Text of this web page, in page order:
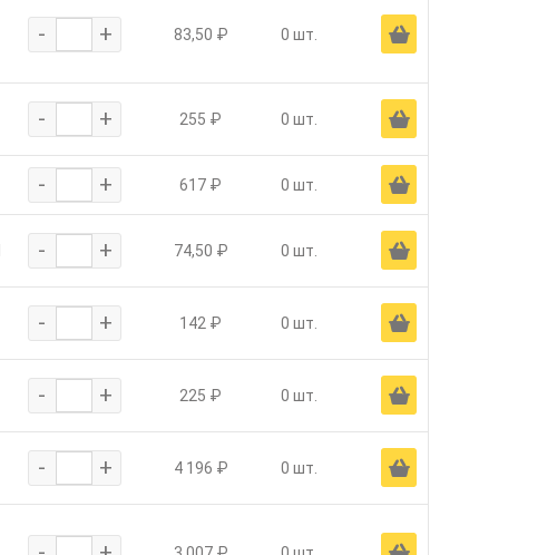
- + 83,50 ₽ 0 шт. Ä
- + 255 ₽ 0 шт. Ä
- + 617 ₽ 0 шт. Ä
- + 74,50 ₽ 0 шт. Ä
- + 142 ₽ 0 шт. Ä
- + 225 ₽ 0 шт. Ä
- + 4 196 ₽ 0 шт. Ä